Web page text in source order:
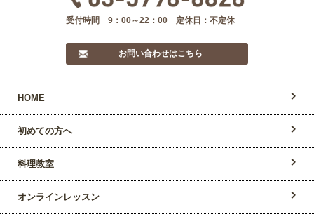
受付時間 9：00～22：00 定休日：不定休
お問い合わせはこちら
HOME
初めての方へ
料理教室
オンラインレッスン